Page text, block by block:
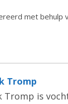
met behulp
Tromp
Tromp is